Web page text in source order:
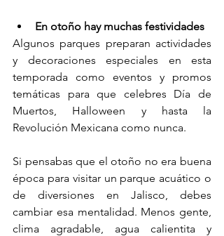
En otoño hay muchas festividades
Algunos parques preparan actividades
y decoraciones especiales en esta
temporada como eventos y promos
temáticas para que celebres Día de
Muertos, Halloween y hasta la
Revolución Mexicana como nunca.
Si pensabas que el otoño no era buena
época para visitar un parque acuático o
de diversiones en Jalisco, debes
cambiar esa mentalidad. Menos gente,
clima agradable, agua calientita y